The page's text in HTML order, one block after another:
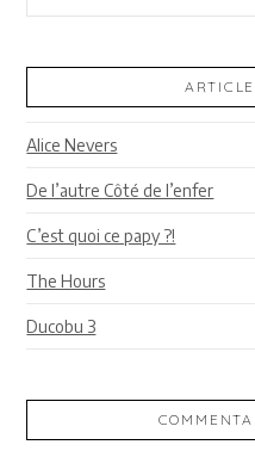
Alice Nevers
De l’autre Côté de l’enfer
C’est quoi ce papy ?!
The Hours
Ducobu 3